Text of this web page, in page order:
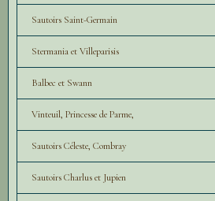
Sautoirs Saint-Germain
Stermania et Villeparisis
Balbec et Swann
Vinteuil, Princesse de Parme,
Sautoirs Céleste, Combray
Sautoirs Charlus et Jupien